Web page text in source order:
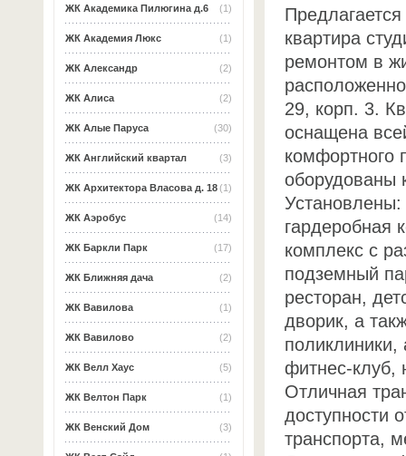
(1)
ЖК Академика Пилюгина д.6
(1)
ЖК Академия Люкс
(2)
ЖК Александр
(2)
ЖК Алиса
(30)
ЖК Алые Паруса
(3)
ЖК Английский квартал
(1)
ЖК Архитектора Власова д. 18
(14)
ЖК Аэробус
(17)
ЖК Баркли Парк
(2)
ЖК Ближняя дача
(1)
ЖК Вавилова
(2)
ЖК Вавилово
(5)
ЖК Велл Хаус
(1)
ЖК Велтон Парк
(3)
ЖК Венский Дом
квартира
ремонтом в
29, корп. 3.
оснащена
комфортного
оборудованы
гардеробная
комплекс с
подземный
ресторан,
дворик, а
поликлиники,
фитнес-клуб,
Отличная
доступности
транспорта,